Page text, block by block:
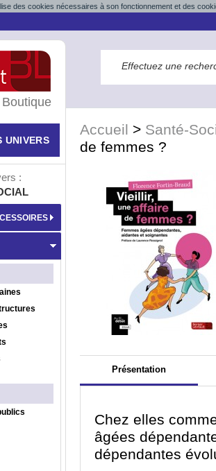
des cookies nécessaires à son fonctionnement et des
Accueil > Santé-
de femmes ?
Présentation
Chez elles
âgées
dépendantes
Boutique
UNIVERS
: